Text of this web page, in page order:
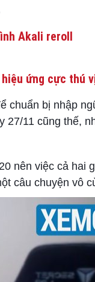
Akali reroll
ứng cực thú
chuẩn bị nhập
27/11 cũng thế,
nên việc cả hai
câu chuyện vô